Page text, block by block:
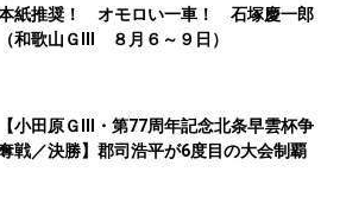
紙推奨！ オモロい一車！ 石塚慶一郎
（和歌山ＧⅢ ８月６～９日）
【小田原ＧⅢ・第77周年記念北条早雲杯争
戦／決勝】郡司浩平が6度目の大会制覇